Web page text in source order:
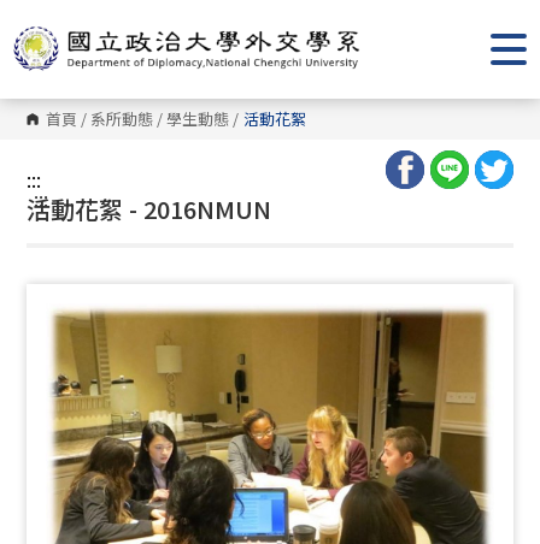
到
主
要
內
容
區 首頁 / 系所動態 /學生動態 / 活動花絮
:::
:::
活動花絮 - 2016NMUN